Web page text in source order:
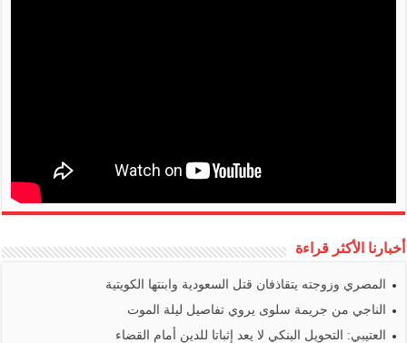
أخبارنا الأكثر قراءة
المصري وزوجته يتقاذفان قتل السعودية وابنتها الكويتية
الناجي من جريمة سلوى يروي تفاصيل ليلة الموت
العتيبي: التحويل البنكي لا يعد إثباتا للدين أمام القضاء